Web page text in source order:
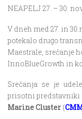
NEAPELJ 27. – 30.
V dneh med 27. in
potekalo drugo
Maestrale, srečanje
InnoBlueGrowth in
Srečanja se je
prisotni predstavniki
Marine Cluster (